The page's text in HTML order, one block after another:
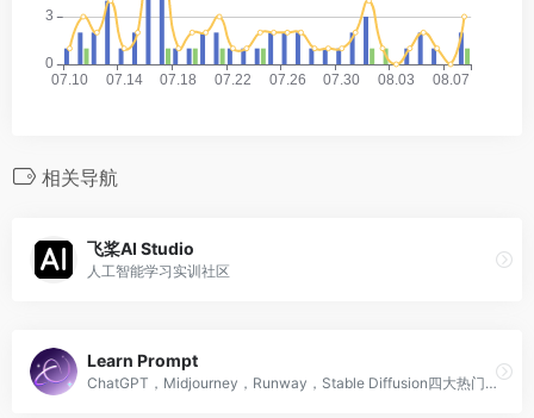
相关导航
飞桨AI Studio
人工智能学习实训社区
Learn Prompt
ChatGPT，Midjourney，Runway，Stable Diffusion四大热门项目的免费课程学习